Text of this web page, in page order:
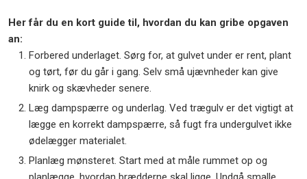
Her får du en kort guide til, hvordan du kan gribe opgaven
an:
Forbered underlaget. Sørg for, at gulvet under er rent, plant
og tørt, før du går i gang. Selv små ujævnheder kan give
knirk og skævheder senere.
​Læg dampspærre og underlag. Ved trægulv er det vigtigt at
lægge en korrekt dampspærre, så fugt fra undergulvet ikke
ødelægger materialet.
​Planlæg mønsteret. Start med at måle rummet op og